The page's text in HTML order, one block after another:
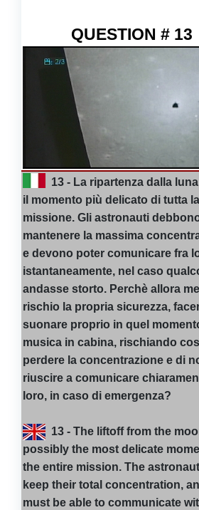
QUESTION # 13
13 - La ripartenza dalla
il momento più delicato di tutta la
missione. Gli astronauti
mantenere la massima
e devono poter comunicare fra
istantaneamente, nel caso
andasse storto. Perchè allora
rischio la propria sicurezza,
suonare proprio in quel
musica in cabina, rischiando
perdere la concentrazione e di
riuscire a comunicare
loro, in caso di emergenza?
13 - The liftoff from the
possibly the most delicate
the entire mission. The
keep their total concentration,
must be able to communicate